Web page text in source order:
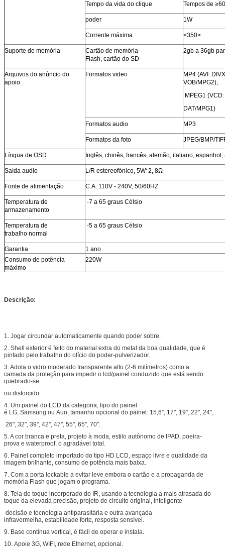
Tempo da vida do clique Tempos de
poder 1W
Corrente máxima <350>
Suporte de memória
Cartão de memória
Flash, cartão do SD
2gb a 36gb
Arquivos do anúncio do
apoio
Formatos video
MP4 (AVI:
VOB/MPG2),
MPEG1 (VCD:
DAT/MPG1)
Formatos audio MP3
Formatos da foto JPEG/BMP/
Língua de OSD Inglês, chinês, francês, alemão, italiano, espanhol,
Saída audio L/R estereofónico, 5W*2, 8Ω
Fonte de alimentação C.A. 110V - 240V, 50/60HZ
Temperatura de
armazenamento
-7 a 65 graus Célsio
Temperatura de
trabalho normal
-5 a 65 graus Célsio
Garantia
1 ano
Consumo de potência
máximo
220W
Descrição:
1. Jogar circundar automaticamente quando poder sobre.
2. Shell exterior é feito do material extra do metal da boa qualidade, que é
pintado pelo trabalho do ofício do poder-pulverizador.
3. Adota o vidro moderado transparente alto (2-6 milímetros) como a
camada da proteção para impedir o lcd/painel conduzido que está sendo
quebrado-se
ou distorcido.
4. Um painel do LCD da categoria, tipo do painel
é LG, Samsung ou Auo, tamanho opcional do painel: 15,6”, 17", 19", 22", 24",
26", 32", 39", 42", 47", 55", 65", 70".
5. A cor branca e preta, projeto à moda, estilo autônomo de IPAD, poeira-
prova e waterproof, o agradável total.
6. Painel completo importado do tipo HD LCD, espaço livre e qualidade da
imagem brilhante, consumo de potência mais baixa.
7. Com a porta lockable a evitar leve embora o cartão e a propaganda de
memória Flash que jogam o programa.
8. Tela de toque incorporado do IR, usando a tecnologia a mais atrasada do
toque da elevada precisão, projeto de circuito original, inteligente
decisão e tecnologia antiparasitária e outra avançada
infravermelha, estabilidade forte, resposta sensível.
9. Base contínua vertical, é fácil de operar e instala.
10. Apoie 3G, WIFI, rede Ethernet, opcional.